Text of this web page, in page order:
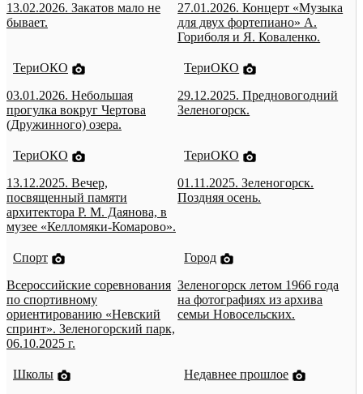
13.02.2026. Закатов мало не
бывает.
27.01.2026. Концерт «Музыка
для двух фортепиано» А.
Гориболя и Я. Коваленко.
ТериОКО
03.01.2026. Небольшая
прогулка вокруг Чертова
(Дружинного) озера.
ТериОКО
29.12.2025. Предновогодний
Зеленогорск.
ТериОКО
13.12.2025. Вечер,
посвященный памяти
архитектора Р. М. Даянова, в
музее «Келломяки-Комарово».
ТериОКО
01.11.2025. Зеленогорск.
Поздняя осень.
Спорт
Всероссийские соревнования
по спортивному
ориентированию «Невский
спринт». Зеленогорский парк,
06.10.2025 г.
Город
Зеленогорск летом 1966 года
на фотографиях из архива
семьи Новосельских.
Школы
Недавнее прошлое